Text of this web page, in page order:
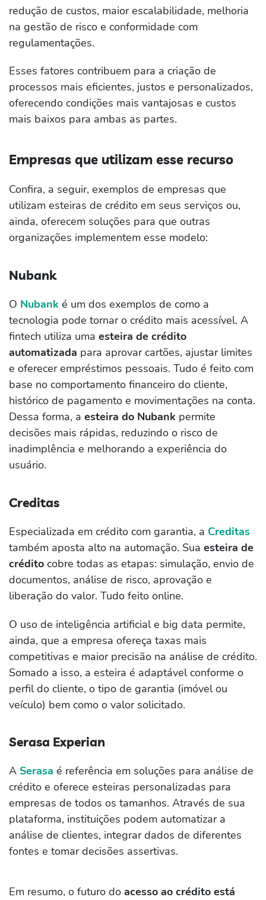
redução de custos, maior escalabilidade, melhoria
na gestão de risco e conformidade com
regulamentações.
Esses fatores contribuem para a criação de
processos mais eficientes, justos e personalizados,
oferecendo condições mais vantajosas e custos
mais baixos para ambas as partes.
Empresas que utilizam esse recurso
Confira, a seguir, exemplos de empresas que
utilizam esteiras de crédito em seus serviços ou,
ainda, oferecem soluções para que outras
organizações implementem esse modelo:
Nubank
O Nubank é um dos exemplos de como a
tecnologia pode tornar o crédito mais acessível. A
fintech utiliza uma esteira de crédito
automatizada para aprovar cartões, ajustar limites
e oferecer empréstimos pessoais. Tudo é feito com
base no comportamento financeiro do cliente,
histórico de pagamento e movimentações na conta.
Dessa forma, a esteira do Nubank permite
decisões mais rápidas, reduzindo o risco de
inadimplência e melhorando a experiência do
usuário.
Creditas
Especializada em crédito com garantia, a Creditas
também aposta alto na automação. Sua esteira de
crédito cobre todas as etapas: simulação, envio de
documentos, análise de risco, aprovação e
liberação do valor. Tudo feito online.
O uso de inteligência artificial e big data permite,
ainda, que a empresa ofereça taxas mais
competitivas e maior precisão na análise de crédito.
Somado a isso, a esteira é adaptável conforme o
perfil do cliente, o tipo de garantia (imóvel ou
veículo) bem como o valor solicitado.
Serasa Experian
A Serasa é referência em soluções para análise de
crédito e oferece esteiras personalizadas para
empresas de todos os tamanhos. Através de sua
plataforma, instituições podem automatizar a
análise de clientes, integrar dados de diferentes
fontes e tomar decisões assertivas.
Em resumo, o futuro do acesso ao crédito está